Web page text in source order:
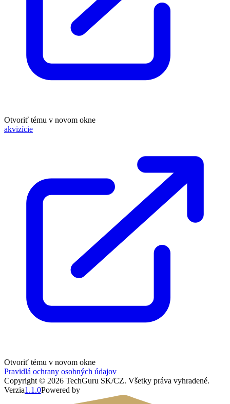
Otvoriť tému v novom okne
akvizície
Otvoriť tému v novom okne
Pravidlá ochrany osobných údajov
Copyright © 2026 TechGuru SK/CZ. Všetky práva vyhradené.
Verzia1.1.0Powered by